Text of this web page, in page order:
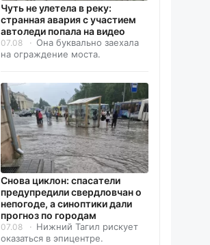
Чуть не улетела в реку:
странная авария с участием
автоледи попала на видео
07.08
Она буквально заехала
на ограждение моста.
Снова циклон: спасатели
предупредили свердловчан о
непогоде, а синоптики дали
прогноз по городам
07.08
Нижний Тагил рискует
оказаться в эпицентре.